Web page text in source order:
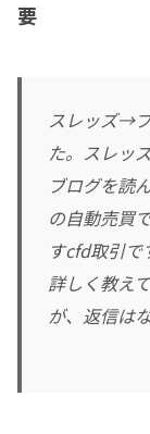
要
スレッズ→
た。スレッ
ブログを読
の自動売買
すcfd取引
詳しく教え
が、返信は